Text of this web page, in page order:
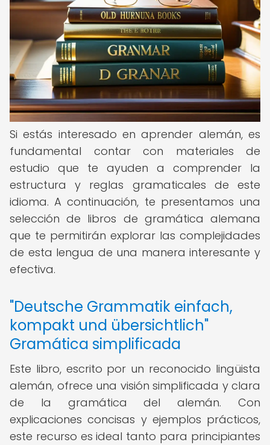
Si estás interesado en aprender alemán, es
fundamental contar con materiales de
estudio que te ayuden a comprender la
estructura y reglas gramaticales de este
idioma. A continuación, te presentamos una
selección de libros de gramática alemana
que te permitirán explorar las complejidades
de esta lengua de una manera interesante y
efectiva.
"Deutsche Grammatik einfach,
kompakt und übersichtlich"
Gramática simplificada
Este libro, escrito por un reconocido lingüista
alemán, ofrece una visión simplificada y clara
de la gramática del alemán. Con
explicaciones concisas y ejemplos prácticos,
este recurso es ideal tanto para principiantes